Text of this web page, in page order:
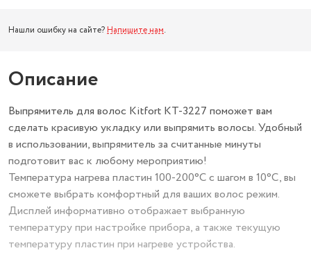
Нашли ошибку на сайте? Напишите нам.
Описание
Выпрямитель для волос Kitfort КТ-3227 поможет вам
сделать красивую укладку или выпрямить волосы. Удобный
в использовании, выпрямитель за считанные минуты
подготовит вас к любому мероприятию!
Температура нагрева пластин 100-200°C с шагом в 10°C, вы
сможете выбрать комфортный для ваших волос режим.
Дисплей информативно отображает выбранную
температуру при настройке прибора, а также текущую
температуру пластин при нагреве устройства.